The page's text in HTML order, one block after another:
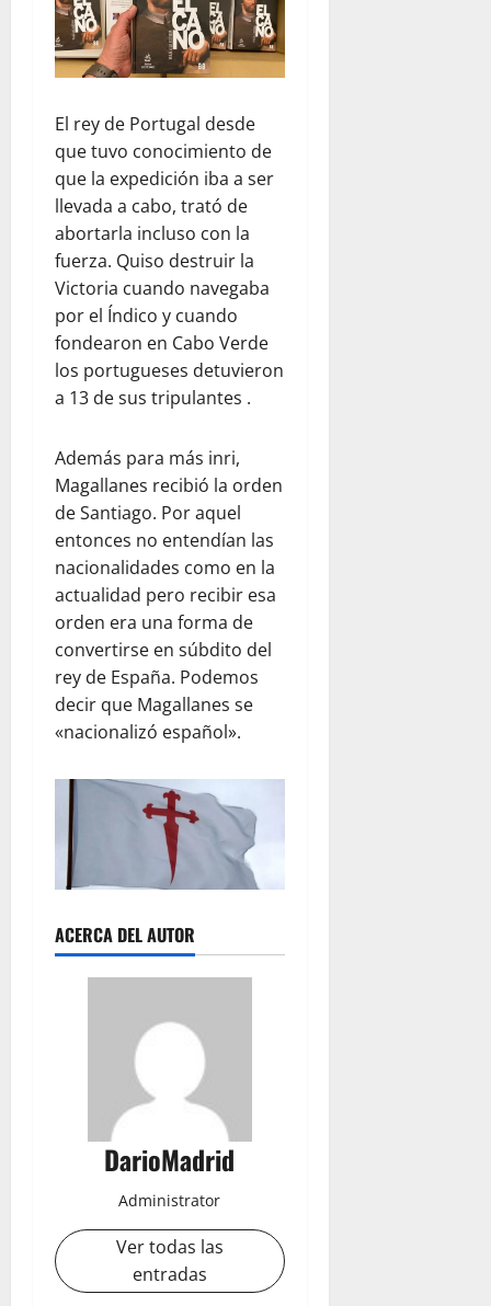
El rey de Portugal desde
que tuvo conocimiento de
que la expedición iba a ser
llevada a cabo, trató de
abortarla incluso con la
fuerza. Quiso destruir la
Victoria cuando navegaba
por el Índico y cuando
fondearon en Cabo Verde
los portugueses detuvieron
a 13 de sus tripulantes .
Además para más inri,
Magallanes recibió la orden
de Santiago. Por aquel
entonces no entendían las
nacionalidades como en la
actualidad pero recibir esa
orden era una forma de
convertirse en súbdito del
rey de España. Podemos
decir que Magallanes se
«nacionalizó español».
ACERCA DEL AUTOR
DarioMadrid
Administrator
Ver todas las
entradas